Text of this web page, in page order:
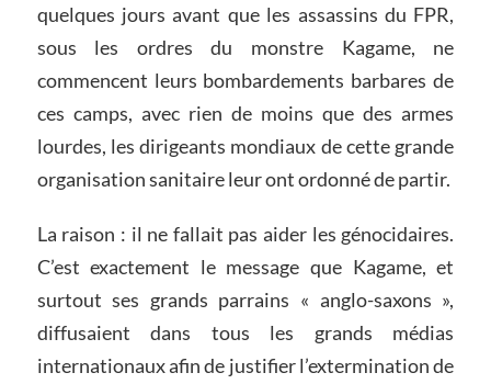
quelques jours avant que les assassins du FPR,
sous les ordres du monstre Kagame, ne
commencent leurs bombardements barbares de
ces camps, avec rien de moins que des armes
lourdes, les dirigeants mondiaux de cette grande
organisation sanitaire leur ont ordonné de partir.
La raison : il ne fallait pas aider les génocidaires.
C’est exactement le message que Kagame, et
surtout ses grands parrains « anglo-saxons »,
diffusaient dans tous les grands médias
internationaux afin de justifier l’extermination de